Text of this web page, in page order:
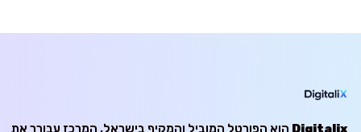
Digitalix הוא הפורטל המוביל והמקיף בישראל, המרכז עבורך את